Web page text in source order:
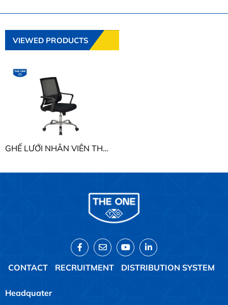
VIEWED PRODUCTS
GHẾ LƯỚI NHÂN VIÊN THE ONE GL216
CONTACT RECRUITMENT DISTRIBUTION SYSTEM
Headquater